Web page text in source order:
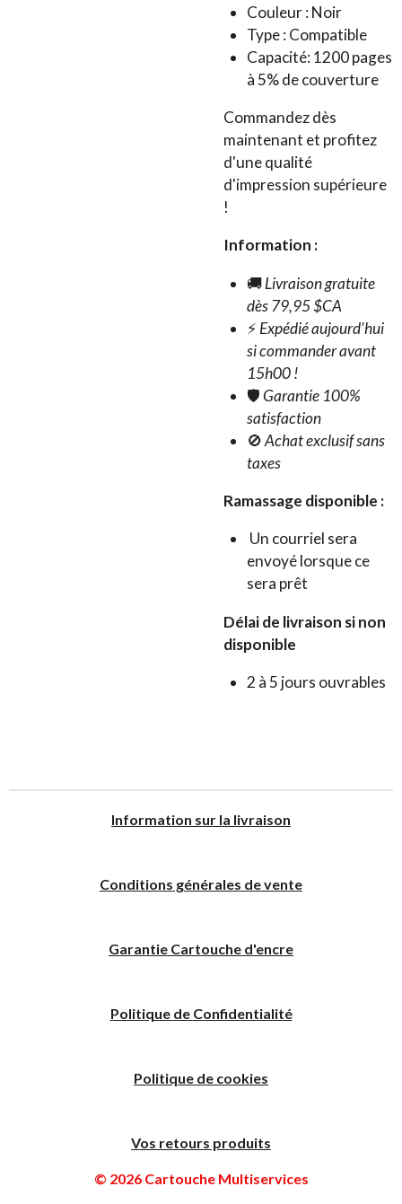
Couleur : Noir
Type : Compatible
Capacité: 1200 pages
à 5% de couverture
Commandez dès
maintenant et profitez
d'une qualité
d'impression supérieure
!
Information :
🚚Livraison gratuite
dès 79,95 $CA
⚡Expédié aujourd'hui
si commander avant
15h00 !
🛡️Garantie 100%
satisfaction
🚫Achat exclusif sans
taxes
Ramassage disponible :
Un courriel sera
envoyé lorsque ce
sera prêt
Délai de livraison si non
disponible
2 à 5 jours ouvrables
Information sur la livraison
Conditions générales de vente
Garantie Cartouche d'encre
Politique de Confidentialité
Politique de cookies
Vos retours produits
© 2026 Cartouche Multiservices